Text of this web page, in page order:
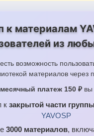
к материалам
из
возможность
материалов через
платеж 150 ₽ вы
к закрытой части
YAVOSP
3000 материалов,